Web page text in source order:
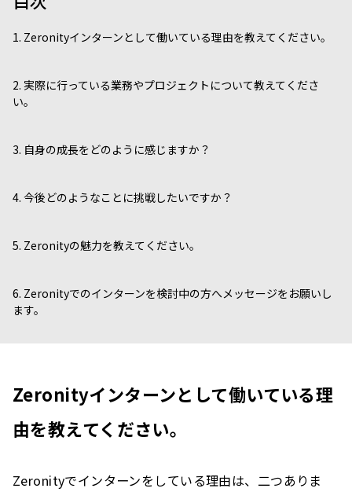
1. Zeronityインターンとして働いている理由を教えてください。
2. 実際に行っている業務やプロジェクトについて教えてくださ
い。
3. 自身の成長をどのように感じますか？
4. 今後どのようなことに挑戦したいですか？
5. Zeronityの魅力を教えてください。
6. Zeronityでのインターンを検討中の方へメッセージをお願いし
ます。
Zeronityインターンとして働いている理
由を教えてください。
Zeronityでインターンをしている理由は、二つありま